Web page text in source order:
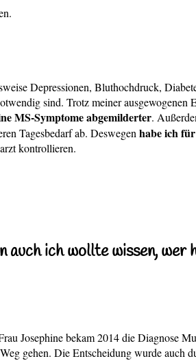
Depressionen, Bluthochdruck,
sind. Trotz meiner ausgewogenen
MS-Symptome abgemilderter.
Tagesbedarf ab. Deswegen habe ich
kontrollieren.
ich wollte wissen, wer
Josephine bekam 2014 die Diagnose
gehen. Die Entscheidung wurde auch